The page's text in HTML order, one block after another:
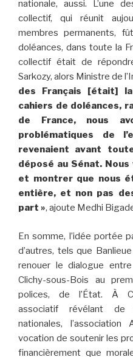
nationale, aussi. L’une
collectif, qui réunit
membres permanents,
doléances, dans toute la
collectif était de
Sarkozy, alors Ministre de
des Français [était]
cahiers de doléances,
de France, nous
problématiques de
revenaient avant
déposé au Sénat.
et montrer que nous
entière, et non pas
part », ajoute Medhi
En somme, l’idée portée
d’autres, tels que
renouer le dialogue
Clichy-sous-Bois au
polices, de l’État. À
associatif révélant de
nationales,
vocation de soutenir les
financièrement que